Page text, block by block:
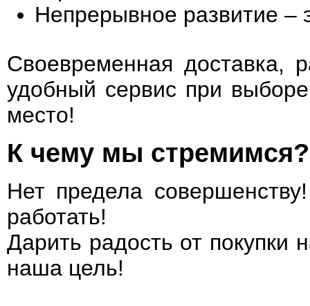
Непрерывное развитие –
Своевременная доставка,
удобный сервис при
место!
К чему мы стремимся?
Нет предела
работать!
Дарить радость от
наша цель!